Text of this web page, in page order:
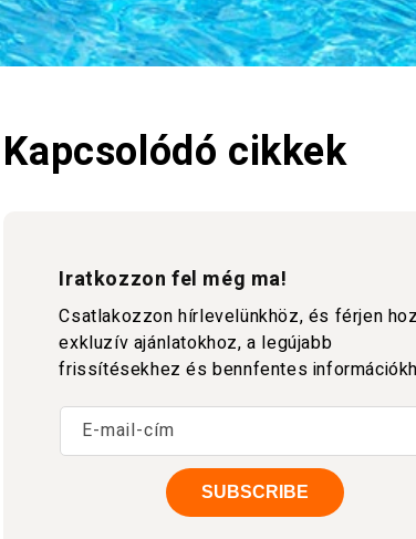
Kapcsolódó cikkek
Iratkozzon fel még ma!
Csatlakozzon hírlevelünkhöz, és férjen
exkluzív ajánlatokhoz, a legújabb
frissítésekhez és bennfentes
E-mail-cím
SUBSCRIBE